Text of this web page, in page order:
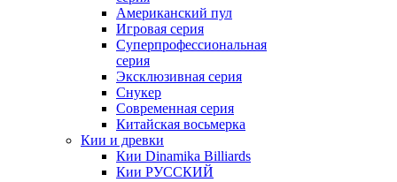
Американский пул
Игровая серия
Суперпрофессиональная
серия
Эксклюзивная серия
Снукер
Современная серия
Китайская восьмерка
Кии и древки
Кии Dinamika Billiards
Кии РУССКИЙ